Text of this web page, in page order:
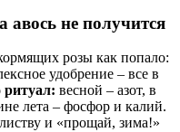
авось не получится
розы как попало:
удобрение – все в
ритуал: весной – азот, в
лета – фосфор и калий.
и «прощай, зима!»